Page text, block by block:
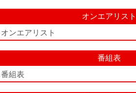
オンエアリスト
オンエアリスト
番組表
番組表